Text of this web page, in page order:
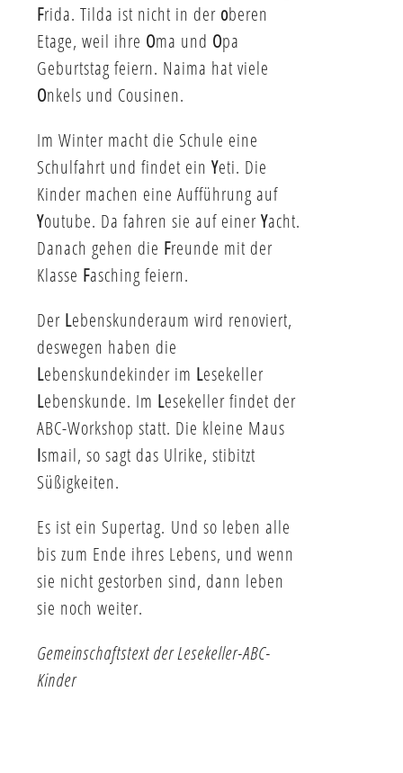
Frida. Tilda ist nicht in der oberen
Etage, weil ihre Oma und Opa
Geburtstag feiern. Naima hat viele
Onkels und Cousinen.
Im Winter macht die Schule eine
Schulfahrt und findet ein Yeti. Die
Kinder machen eine Aufführung auf
Youtube. Da fahren sie auf einerYacht.
Danach gehen die Freunde mit der
Klasse Fasching feiern.
Der Lebenskunderaum wird renoviert,
deswegen haben die
Lebenskundekinder im Lesekeller
Lebenskunde. Im Lesekeller findet der
ABC-Workshop statt. Die kleine Maus
Ismail, so sagt das Ulrike, stibitzt
Süßigkeiten.
Es ist ein Supertag. Und so leben alle
bis zum Ende ihres Lebens, und wenn
sie nicht gestorben sind, dann leben
sie noch weiter.
Gemeinschaftstext der Lesekeller-ABC-
Kinder